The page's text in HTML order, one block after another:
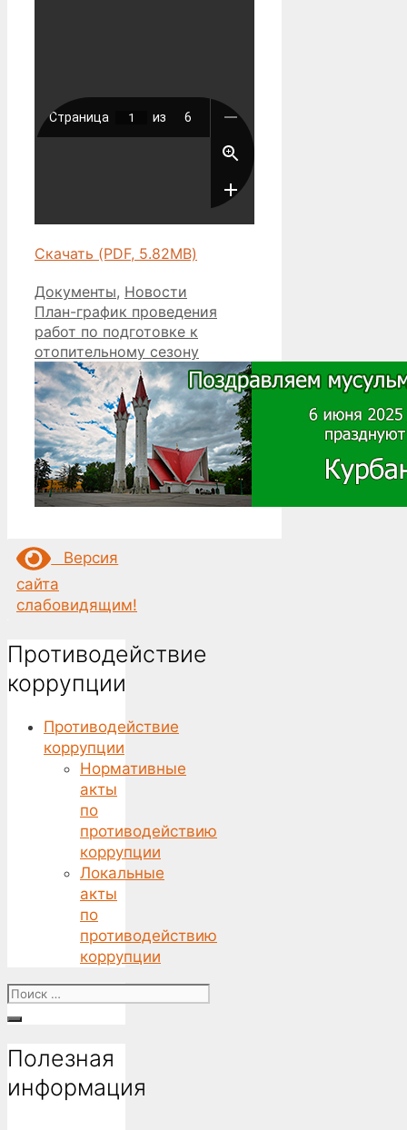
Скачать (PDF, 5.82MB)
Рубрики
Документы, Новости
План-график проведения
работ по подготовке к
отопительному сезону
Версия
сайта
слабовидящим!
Противодействие
коррупции
Противодействие
коррупции
Нормативные
акты
по
противодействию
коррупции
Локальные
акты
по
противодействию
коррупции
Поиск
for:
Полезная
информация